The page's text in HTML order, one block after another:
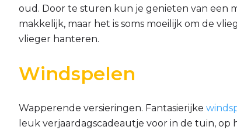
oud. Door te sturen kun je genieten van een
makkelijk, maar het is soms moeilijk om de
vlieger hanteren.
Windspelen
Wapperende versieringen. Fantasierijke
leuk verjaardagscadeautje voor in de tuin,